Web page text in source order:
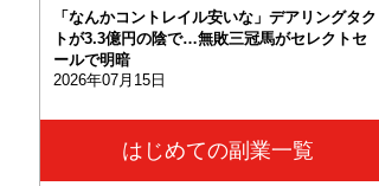
「なんかコントレイル安いな」デアリングタク
トが3.3億円の陰で…無敗三冠馬がセレクトセ
ールで明暗
2026年07月15日
はじめての副業一覧